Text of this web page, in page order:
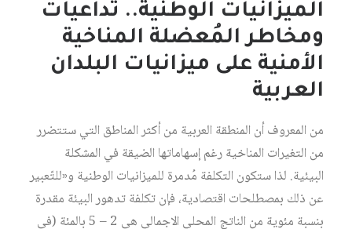
الميزانيات الوطنية.. تداعيات
ومخاطر المُعضلة المناخية
الأمنية على ميزانيات البلدان
العربية
من المعروف أن المنطقة العربية من أكثر المناطق التي ستتضرر
من التغيرات المناخية رغم إسهاماتها الضيقة في المشكلة
البيئية. لذا ستكون التكلفة مُدمرة للميزانيات الوطنية و«للتّعبير
عن ذلك بمصطلحات اقتصادية، فإن تكلفة تدهور البيئة مقدرة
بنسبة مئوية من الناتج المحلي الاجمالي هي 2 – 5 بالمئة (في